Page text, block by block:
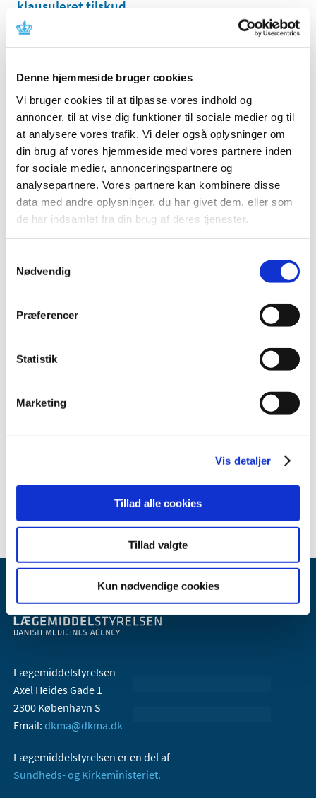
Denne hjemmeside bruger cookies
Vi bruger cookies til at tilpasse vores indhold og
annoncer, til at vise dig funktioner til sociale medier og til
at analysere vores trafik. Vi deler også oplysninger om
din brug af vores hjemmeside med vores partnere inden
for sociale medier, annonceringspartnere og
analysepartnere. Vores partnere kan kombinere disse
data med andre oplysninger, du har givet dem, eller som
de har indsamlet fra din brug af deres tjenester.
Nødvendig
Præferencer
Statistik
Marketing
Vis detaljer
Tillad alle cookies
Tillad valgte
Kun nødvendige cookies
klausuleret tilskud
|14. april 2023
Alle (237)
TID
2026 (25)
2025 (17)
2024 (17)
2023 (26)
oktober (3)
juni (1)
april (3)
februar (3)
2021 (35)
Lægemiddelstyrelsen
Axel Heides Gade 1
2300 København S
Email: dkma@dkma.dk
Lægemiddelstyrelsen er en del af
Sundheds- og Kirkeministeriet.